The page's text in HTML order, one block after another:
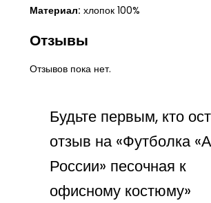
Материал: хлопок 100%
Отзывы
Отзывов пока нет.
Будьте первым, кто
отзыв на «Футболка
России» песочная к
офисному костюму»